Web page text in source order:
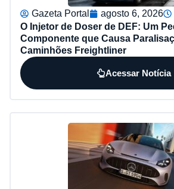
Gazeta Portal agosto 6, 2026
O Injetor de Doser de DEF: Um
Componente que Causa
Caminhões Freightliner
Acessar Notícia